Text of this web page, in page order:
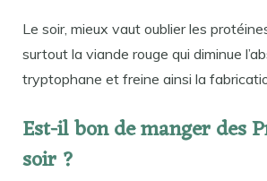
Le soir, mieux vaut oublier les
surtout la viande rouge qui diminue
tryptophane et freine ainsi la
Est-il bon de manger des
soir ?